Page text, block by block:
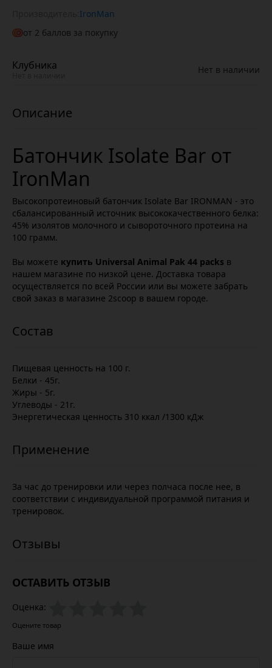
IronMan
от 2 баллов за покупку
Клубника Нет в наличии
Батончик Isolate Bar от
IronMan
Высокопротеиновый батончик Isolate Bar IRONMAN - это
сбалансированный источник высококачественного белка:
45% изолятов молочного и сывороточного протеина на
100 грамм.
Вы можете купить Universal Animal Pak 44 packs в
нашем магазине по низкой цене. Доставка товара
осуществляется по всей России или вы можете забрать
свой заказ в магазине 2scoop в вашем городе.
Пищевая ценность на 100 г.
Белки - 45г.
Жиры - 5г.
Углеводы - 21г.
Энергетическая ценность 310 ккал /1300 кДж
За час до тренировки или через полчаса после нее, в
соответствии с индивидуальной программой питания и
тренировок.
ОСТАВИТЬ ОТЗЫВ
Оценка:
Оцените товар
Ваше имя